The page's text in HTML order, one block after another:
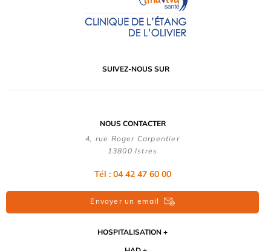
SUIVEZ-NOUS SUR
NOUS CONTACTER
4, rue Roger Carpentier
13800 Istres
Tél : 04 42 47 60 00
Envoyer un email
HOSPITALISATION